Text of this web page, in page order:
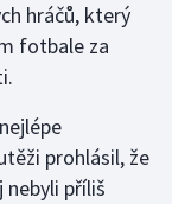
hráčů, který
fotbale za
prohlásil, že
nebyli příliš